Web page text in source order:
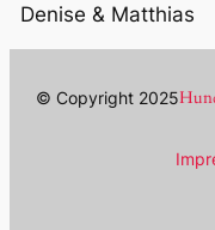
Denise & Matthias
© Copyright 2025